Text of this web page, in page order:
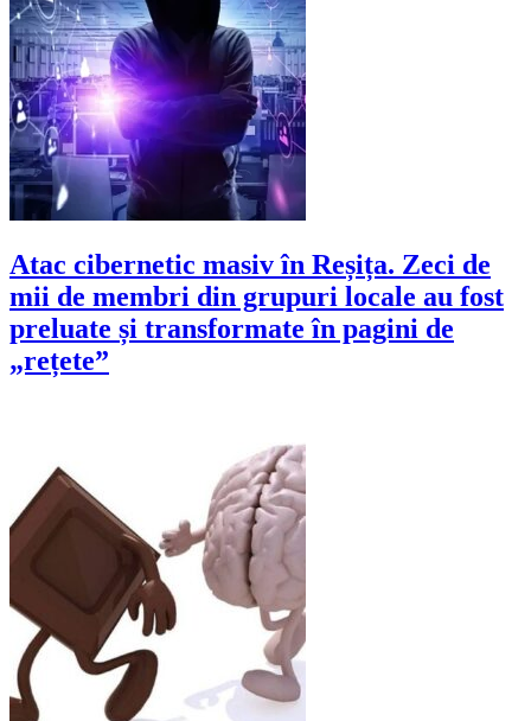
Atac cibernetic masiv în Reșița. Zeci de
mii de membri din grupuri locale au fost
preluate și transformate în pagini de
„rețete”